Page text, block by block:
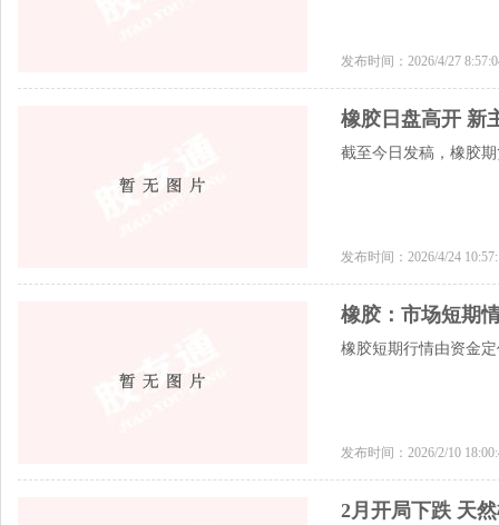
发布时间：2026/4/27
橡胶日盘高开 新
截至今日发稿，橡胶
发布时间：2026/4/24
橡胶：市场短期
橡胶短期行情由资金
发布时间：2026/2/10
2月开局下跌 天